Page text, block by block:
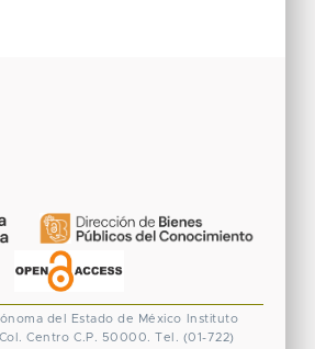
del Estado de México
Instituto
Centro C.P. 50000. Tel. (01-722)